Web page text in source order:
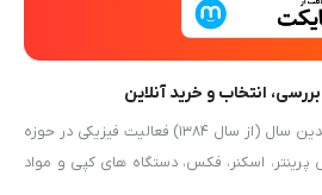
انتخاب و خرید آنلاین
گروه بازرگانی توسکام دارای چندین سال (از سال ۱۳۸۴) فعالیت فیزیکی در حوزه
اسکنر، فکس، دستگاه های کپی و مواد